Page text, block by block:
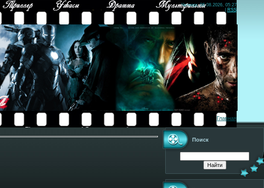
Четверг, 06.08.2026, 05:27
RSS
Главная
Поиск